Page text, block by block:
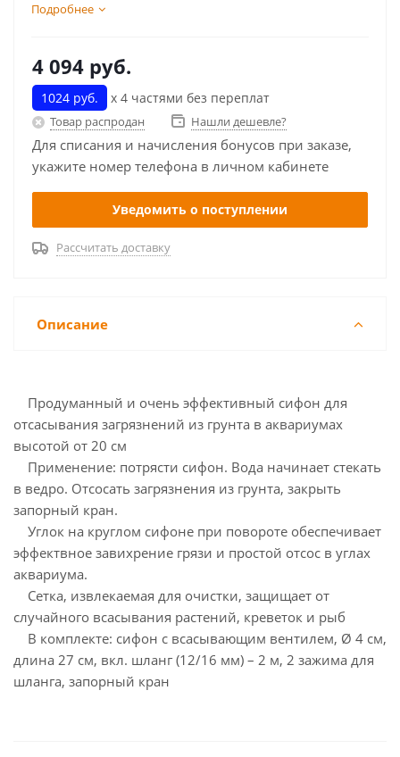
Подробнее
4 094 руб.
1024 руб. х 4 частями без переплат
Товар распродан Нашли дешевле?
Для списания и начисления бонусов при заказе,
укажите номер телефона в личном кабинете
Уведомить о поступлении
Рассчитать доставку
Описание
Продуманный и очень эффективный сифон для
отсасывания загрязнений из грунта в аквариумах
высотой от 20 см
Применение: потрясти сифон. Вода начинает стекать
в ведро. Отсосать загрязнения из грунта, закрыть
запорный кран.
Углок на круглом сифоне при повороте обеспечивает
эффектвное завихрение грязи и простой отсос в углах
аквариума.
Сетка, извлекаемая для очистки, защищает от
случайного всасывания растений, креветок и рыб
В комплекте: сифон с всасывающим вентилем, Ø 4 см,
длина 27 см, вкл. шланг (12/16 мм) – 2 м, 2 зажима для
шланга, запорный кран